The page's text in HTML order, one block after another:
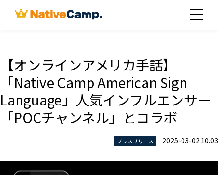
【オンラインアメリカ手話】
「Native Camp American Sign
Language」人気インフルエンサー
「POCチャンネル」とコラボ
プレスリリース 2025-03-02 10:03